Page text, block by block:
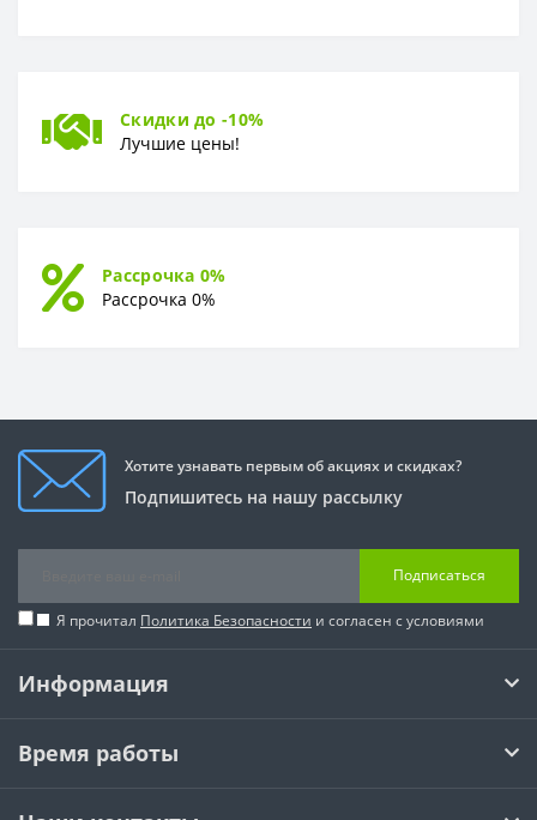
Скидки до -10%
Лучшие цены!
Рассрочка 0%
Рассрочка 0%
Хотите узнавать первым об акциях и скидках?
Подпишитесь на нашу рассылку
Подписаться
Я прочитал Политика Безопасности и согласен с условиями
Информация
Время работы